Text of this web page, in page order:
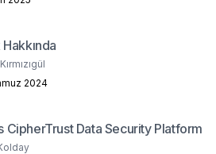
2024
CipherTrust Data Security Platform